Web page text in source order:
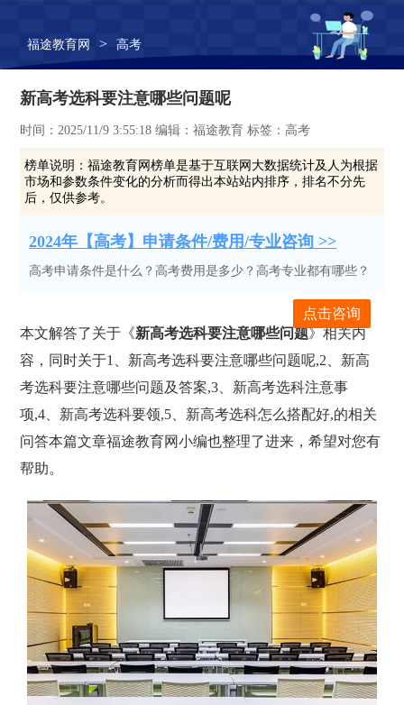
福途教育网 > 高考
新高考选科要注意哪些问题呢
时间：2025/11/9 3:55:18 编辑：福途教育 标签：高考
榜单说明：福途教育网榜单是基于互联网大数据统计及人为根据
市场和参数条件变化的分析而得出本站站内排序，排名不分先
后，仅供参考。
2024年【高考】申请条件/费用/专业咨询 >>
高考申请条件是什么？高考费用是多少？高考专业都有哪些？
点击咨询
本文解答了关于《新高考选科要注意哪些问题》相关内
容，同时关于1、新高考选科要注意哪些问题呢,2、新高
考选科要注意哪些问题及答案,3、新高考选科注意事
项,4、新高考选科要领,5、新高考选科怎么搭配好,的相关
问答本篇文章福途教育网小编也整理了进来，希望对您有
帮助。